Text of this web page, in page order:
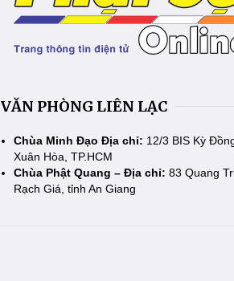
VĂN PHÒNG LIÊN LẠC
Chùa Minh Đạo Địa chỉ: 12/3 BIS Kỳ
Xuân Hòa, TP.HCM
Chùa Phật Quang – Địa chỉ: 83 Quang
Rạch Giá, tỉnh An Giang